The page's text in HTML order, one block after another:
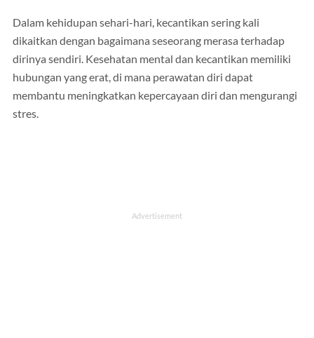
Dalam kehidupan sehari-hari, kecantikan sering kali
dikaitkan dengan bagaimana seseorang merasa terhadap
dirinya sendiri. Kesehatan mental dan kecantikan memiliki
hubungan yang erat, di mana perawatan diri dapat
membantu meningkatkan kepercayaan diri dan mengurangi
stres.